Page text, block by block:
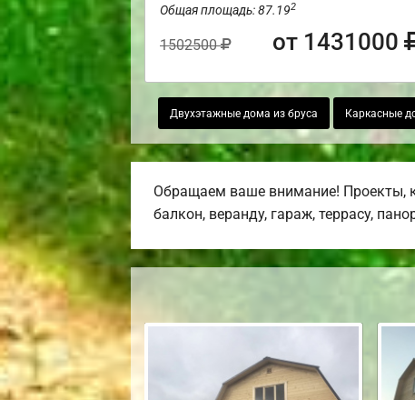
Общая площадь: 87.192
1502500 от 1431000
Двухэтажные дома из бруса Каркасные
Обращаем ваше внимание! Проекты,
балкон, веранду, гараж, террасу,